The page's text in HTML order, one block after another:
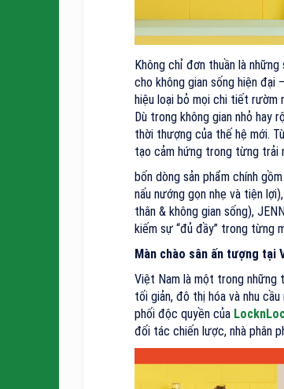
Không chỉ đơn thuần là những
cho không gian sống hiện đại
hiệu loại bỏ mọi chi tiết
Dù trong không gian nhỏ hay
thời thượng của thế hệ mới.
tạo cảm hứng trong từng trải
bốn dòng sản phẩm chính
nấu nướng gọn nhẹ và tiện
thân & không gian sống),
kiếm sự “đủ đầy” trong từng
Màn chào sân ấn tượng tại
Việt Nam là một trong những
tối giản, đô thị hóa và nhu
phối độc quyền của
đối tác chiến lược, nhà phân